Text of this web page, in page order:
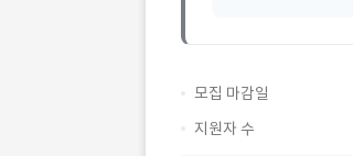
모집 마감일
지원자 수